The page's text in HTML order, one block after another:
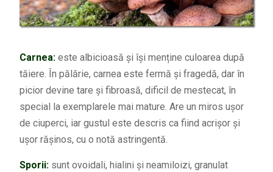
Carnea:este albicioasă și își menține culoarea după
tăiere. În pălărie, carnea este fermă și fragedă, dar în
picior devine tare și fibroasă, dificil de mestecat, în
special la exemplarele mai mature. Are un miros ușor
de ciuperci, iar gustul este descris ca fiind acrișor și
ușor rășinos, cu o notă astringentă.
Sporii:sunt ovoidali, hialini și neamiloizi, granulat